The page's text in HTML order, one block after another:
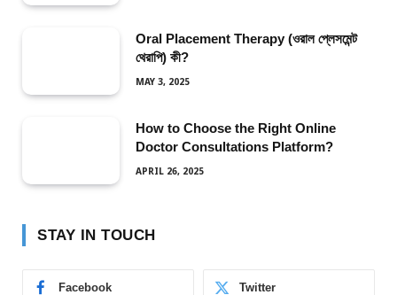
Oral Placement Therapy (ওরাল প্লেসমেন্ট
থেরাপি) কী?
MAY 3, 2025
How to Choose the Right Online
Doctor Consultations Platform?
APRIL 26, 2025
STAY IN TOUCH
Facebook Twitter